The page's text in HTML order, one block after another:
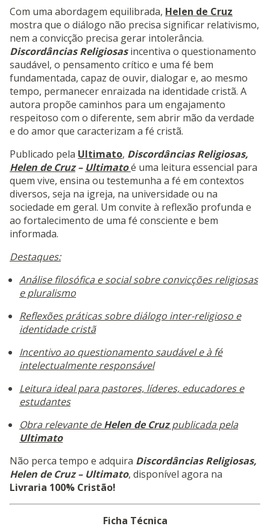
Com uma abordagem equilibrada, Helen de Cruz
mostra que o diálogo não precisa significar relativismo,
nem a convicção precisa gerar intolerância.
Discordâncias Religiosasincentiva o questionamento
saudável, o pensamento crítico e uma fé bem
fundamentada, capaz de ouvir, dialogar e, ao mesmo
tempo, permanecer enraizada na identidade cristã. A
autora propõe caminhos para um engajamento
respeitoso com o diferente, sem abrir mão da verdade
e do amor que caracterizam a fé cristã.
Publicado pela Ultimato, Discordâncias Religiosas,
Helen de Cruz– Ultimatoé uma leitura essencial para
quem vive, ensina ou testemunha a fé em contextos
diversos, seja na igreja, na universidade ou na
sociedade em geral. Um convite à reflexão profunda e
ao fortalecimento de uma fé consciente e bem
informada.
Destaques:
Análise filosófica e social sobre convicções religiosas
e pluralismo
Reflexões práticas sobre diálogo inter-religioso e
identidade cristã
Incentivo ao questionamento saudável e à fé
intelectualmente responsável
Leitura ideal para pastores, líderes, educadores e
estudantes
Obra relevante deHelen de Cruzpublicada pela
Ultimato
Não perca tempo e adquira Discordâncias Religiosas,
Helen de Cruz – Ultimato, disponível agora na
Livraria 100% Cristão!
Ficha Técnica